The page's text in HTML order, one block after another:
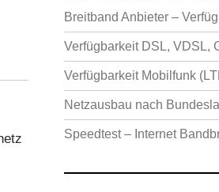
Breitband Anbieter –
Verfügbarkeit DSL, VDSL,
Verfügbarkeit Mobilfunk
Netzausbau nach
Speedtest – Internet